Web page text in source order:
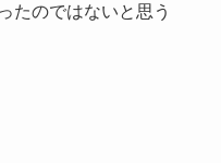
たのではないと思う